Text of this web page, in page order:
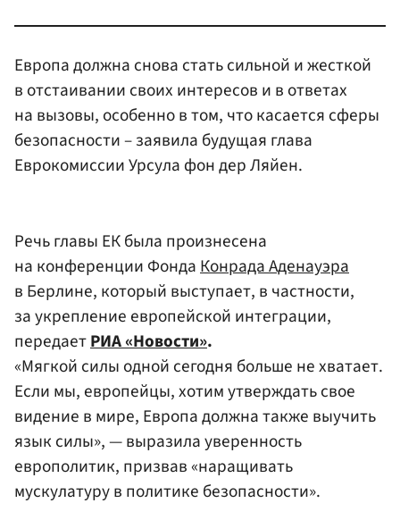
Европа должна снова стать сильной и жесткой
в отстаивании своих интересов и в ответах
на вызовы, особенно в том, что касается сферы
безопасности – заявила будущая глава
Еврокомиссии Урсула фон дер Ляйен.
Речь главы ЕК была произнесена
на конференции ФондаКонрада Аденауэра
в Берлине, который выступает, в частности,
за укрепление европейской интеграции,
передаетРИА «Новости».
«Мягкой силы одной сегодня больше не хватает.
Если мы, европейцы, хотим утверждать свое
видение в мире, Европа должна также выучить
язык силы», — выразила уверенность
европолитик, призвав «наращивать
мускулатуру в политике безопасности».